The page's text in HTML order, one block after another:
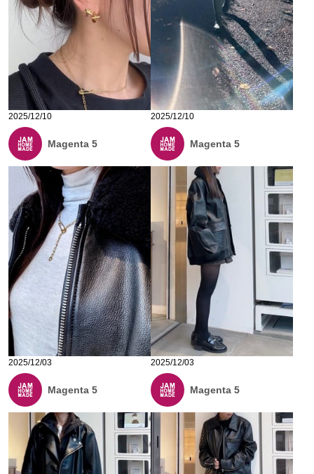
2025/12/10
Magenta 5
2025/12/10
Magenta 5
2025/12/03
Magenta 5
2025/12/03
Magenta 5